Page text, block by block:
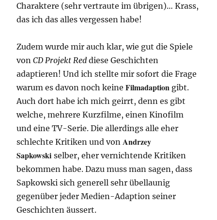
Charaktere (sehr vertraute im übrigen)… Krass,
das ich das alles vergessen habe!
Zudem wurde mir auch klar, wie gut die Spiele
vonCD Projekt Red diese Geschichten
adaptieren! Und ich stellte mir sofort die Frage
warum es davon noch keine Filmadaption gibt.
Auch dort habe ich mich geirrt, denn es gibt
welche, mehrere Kurzfilme, einen Kinofilm
und eine TV-Serie. Die allerdings alle eher
schlechte Kritiken und von Andrzey
Sapkowskiselber, eher vernichtende Kritiken
bekommen habe. Dazu muss man sagen, dass
Sapkowski sich generell sehr übellaunig
gegenüber jeder Medien-Adaption seiner
Geschichten äussert.